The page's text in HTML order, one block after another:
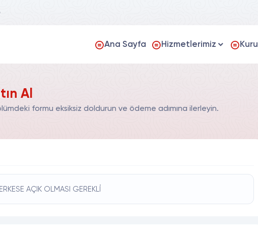
Ana Sayfa Hizmetlerimiz
Al
formu eksiksiz doldurun ve ödeme adımına ilerleyin.
AÇIK OLMASI GEREKLİ